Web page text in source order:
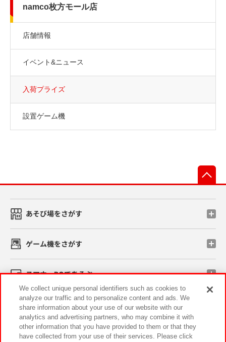
namco枚方モール店
店舗情報
イベント&ニュース
入荷プライズ
設置ゲーム機
あそび場をさがす
ゲーム機をさがす
スマホ・PCであそぶ
イベント・キャンペーン
We collect unique personal identifiers such as cookies to
analyze our traffic and to personalize content and ads. We
share information about your use of our website with our
analytics and advertising partners, who may combine it with
other information that you have provided to them or that they
have collected from your use of their services. Please click